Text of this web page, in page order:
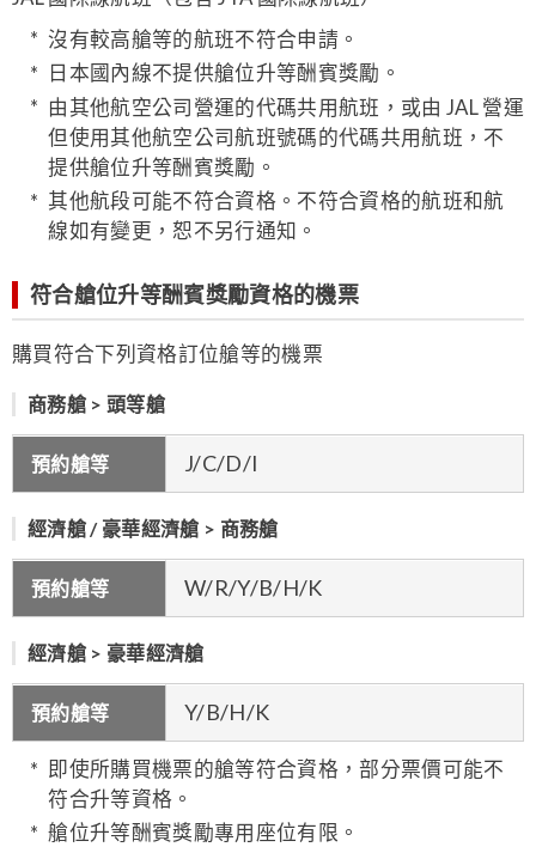
沒有較高艙等的航班不符合申請。
日本國內線不提供艙位升等酬賓獎勵。
由其他航空公司營運的代碼共用航班，或由 JAL 營運
但使用其他航空公司航班號碼的代碼共用航班，不
提供艙位升等酬賓獎勵。
其他航段可能不符合資格。不符合資格的航班和航
線如有變更，恕不另行通知。
符合艙位升等酬賓獎勵資格的機票
購買符合下列資格訂位艙等的機票
商務艙 > 頭等艙
預約艙等 J/C/D/I
經濟艙 / 豪華經濟艙 > 商務艙
預約艙等 W/R/Y/B/H/K
經濟艙 > 豪華經濟艙
預約艙等 Y/B/H/K
即使所購買機票的艙等符合資格，部分票價可能不
符合升等資格。
艙位升等酬賓獎勵專用座位有限。